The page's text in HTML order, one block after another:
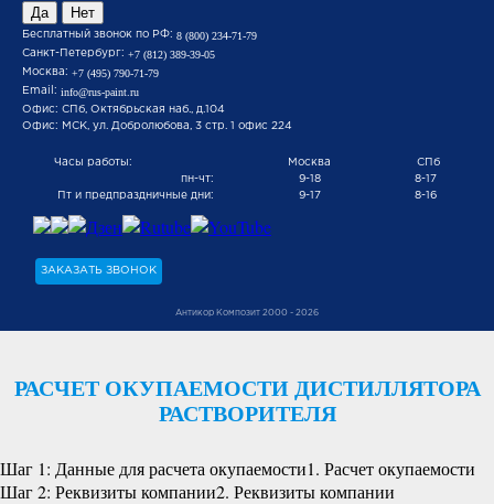
Да Нет
Бесплатный звонок по РФ: 8 (800) 234-71-79
Санкт-Петербург: +7 (812) 389-39-05
Москва: +7 (495) 790-71-79
Email: info@rus-paint.ru
Офис: СПб, Октябрьская наб., д.104
Офис: МСК, ул. Добролюбова, 3 стр. 1 офис 224
Часы работы: Москва
СПб
пн-чт:
9-18
8-17
Пт и предпраздничные дни:
9-17 8-16
ЗАКАЗАТЬ ЗВОНОК
Антикор Композит 2000 - 2026
РАСЧЕТ ОКУПАЕМОСТИ ДИСТИЛЛЯТОРА
РАСТВОРИТЕЛЯ
Шаг 1: Данные для расчета окупаемости1. Расчет окупаемости
Шаг 2: Реквизиты компании2. Реквизиты компании